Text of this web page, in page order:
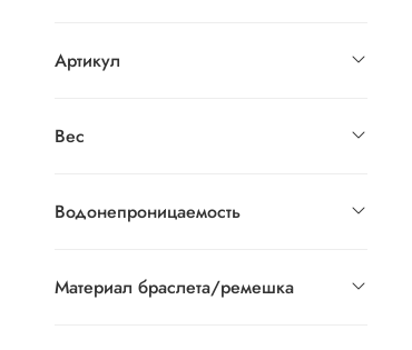
Артикул
Вес
Водонепроницаемость
Материал браслета/ремешка